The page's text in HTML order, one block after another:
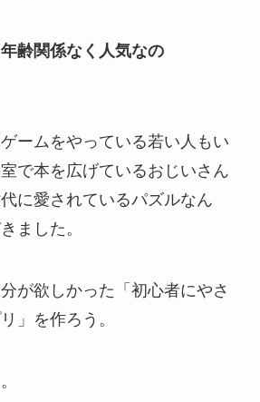
齢関係なく人気なの
ームをやっている若い人もい
で本を広げているおじいさん
に愛されているパズルなん
ました。
が欲しかった「初心者にやさ
」を作ろう。